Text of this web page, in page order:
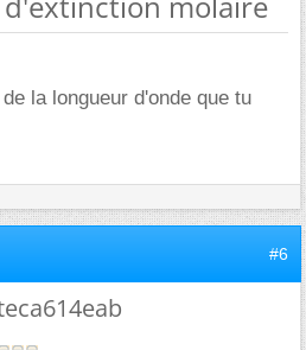
la longueur d'onde que tu
#6